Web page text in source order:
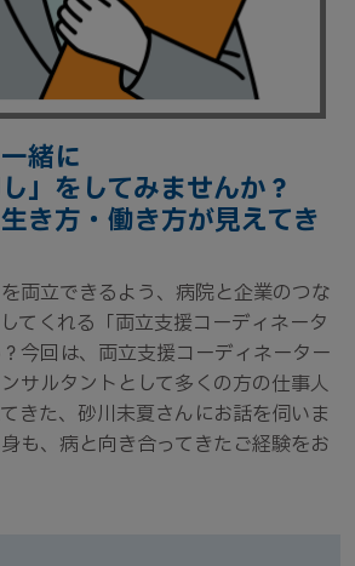
緒に
」をしてみませんか？
き方・働き方が見えてき
両立できるよう、病院と企業のつな
てくれる「両立支援コーディネータ
今回は、両立支援コーディネーター
サルタントとして多くの方の仕事人
きた、砂川未夏さんにお話を伺いま
も、病と向き合ってきたご経験をお